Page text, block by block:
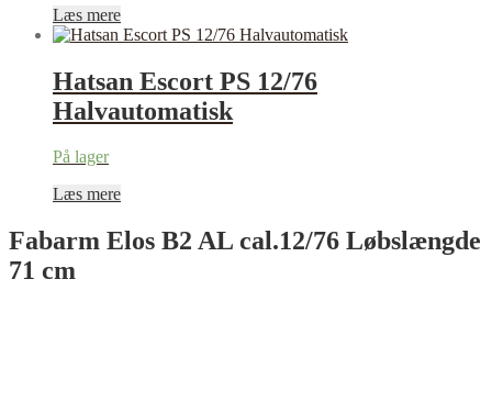
Læs mere
Hatsan Escort PS 12/76
Halvautomatisk
På lager
Læs mere
Fabarm Elos B2 AL cal.12/76 Løbslængde
71 cm